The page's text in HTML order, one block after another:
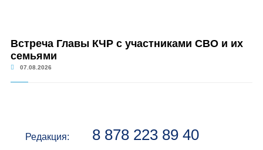
Встреча Главы КЧР с участниками СВО и их
семьями
07.08.2026
Редакция: 8 878 223 89 40